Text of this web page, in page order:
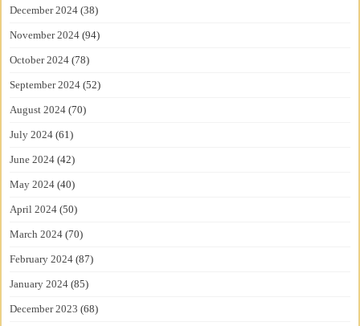
December 2024 (38)
November 2024 (94)
October 2024 (78)
September 2024 (52)
August 2024 (70)
July 2024 (61)
June 2024 (42)
May 2024 (40)
April 2024 (50)
March 2024 (70)
February 2024 (87)
January 2024 (85)
December 2023 (68)